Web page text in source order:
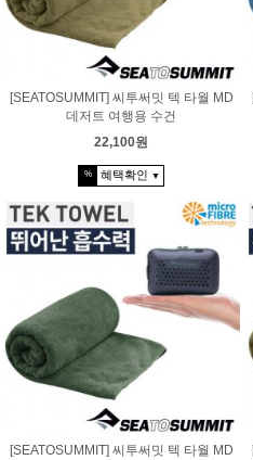
[SEATOSUMMIT] 씨투써밋 텍 타월 MD
데저트 여행용 수건
22,100원
% 혜택확인 ▼
[SEATOSUMMIT] 씨투써밋 텍 타월 MD